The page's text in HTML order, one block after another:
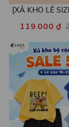
[XẢ KHO LẺ
mẫu - Áo trẻ
- Loza Kids
119.000 ₫